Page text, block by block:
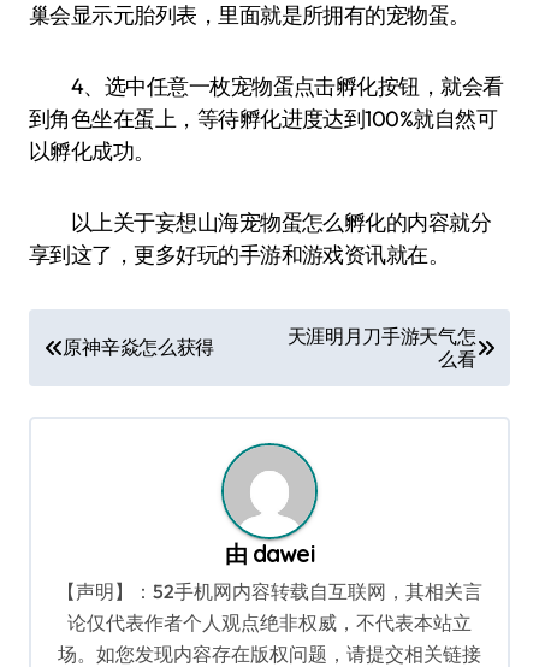
巢会显示元胎列表，里面就是所拥有的宠物蛋。
4、选中任意一枚宠物蛋点击孵化按钮，就会看
到角色坐在蛋上，等待孵化进度达到100%就自然可
以孵化成功。
以上关于妄想山海宠物蛋怎么孵化的内容就分
享到这了，更多好玩的手游和游戏资讯就在。
章
导
原神辛焱怎么获得
天涯明月刀手游天气怎
么看
由 dawei
【声明】：52手机网内容转载自互联网，其相关言
论仅代表作者个人观点绝非权威，不代表本站立
场。如您发现内容存在版权问题，请提交相关链接